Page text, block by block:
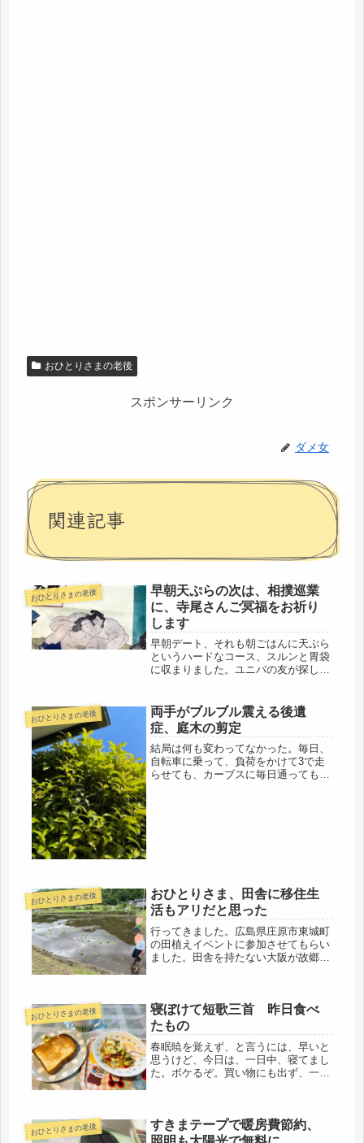
おひとりさまの老後
スポンサーリンク
ダメ女
関連記事
おひとりさまの老後
早朝天ぷらの次は、相撲巡業
に、寺尾さんご冥福をお祈り
します
早朝デート、それも朝ごはんに天ぷら
というハードなコース、スルンと胃袋
に収まりました。ユニバの友が探して
の友の説明をしておいた方がよいと思
うので、地元大阪の金融時代の同僚
で、...
おひとりさまの老後
両手がブルブル震える後遺
症、庭木の剪定
結局は何も変わってなかった。毎日、
自転車に乗って、負荷をかけて3で走
らせても、カーブスに毎日通っても、
おひとりさまの老後
おひとりさま、田舎に移住生
活もアリだと思った
行ってきました。広島県庄原市東城町
の田植えイベントに参加させてもらい
ました。田舎を持たない大阪が故郷、
イ水で育ったのですが、（現在は改
善）今...
おひとりさまの老後
寝ぼけて短歌三首 昨日食べ
たもの
春眠暁を覚えず、と言うには、早いと
思うけど、今日は、一日中、寝てまし
た。ボケるぞ。買い物にも出ず、一日
ので、今日は腰を据えて、書類整理と
計...
おひとりさまの老後
すきまテープで暖房費節約、